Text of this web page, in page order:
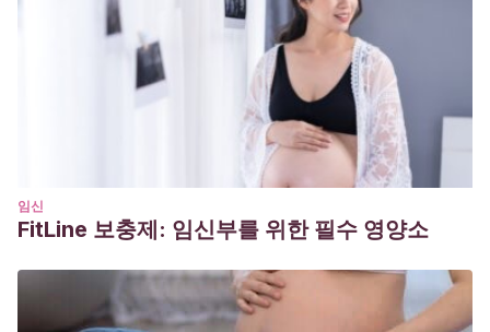
http://www.ampaikasbide.com/downloads/pintura/
(2011). La pintura como agente motivador para
desarrollar la psicomotricidad en niños y niñas de primer
año de educacion basica de la escuela fiscal 11 de
noviembre de la ciudad de latacunga provincia de
cotopaxi. latacunga provincia de cotopaxi.
arte.
para el desarrollo creativo en los niños de 2do. año de
educación básica de la unidad educativa Clara Bruno de
임신
FitLine 보충제: 임신부를 위한 필수 영양소